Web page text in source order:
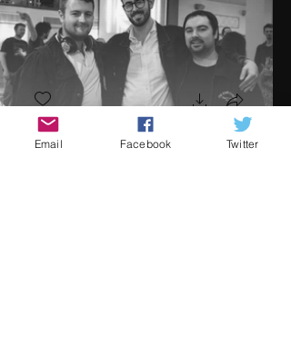
Email Facebook Twitter